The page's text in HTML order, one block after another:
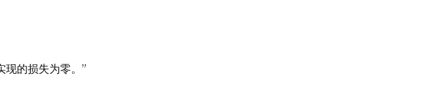
现的损失为零。”